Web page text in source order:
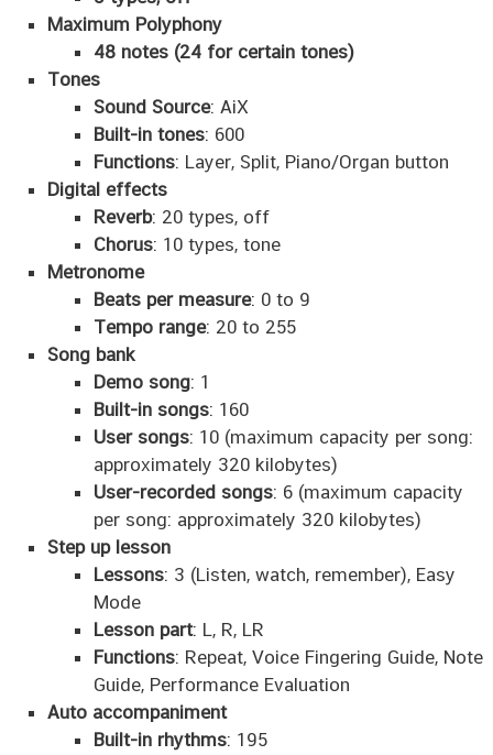
Maximum Polyphony
48 notes (24 for certain tones)
Tones
Sound Source: AiX
Built-in tones: 600
Functions: Layer, Split, Piano/Organ button
Digital effects
Reverb: 20 types, off
Chorus: 10 types, tone
Metronome
Beats per measure: 0 to 9
Tempo range: 20 to 255
Song bank
Demo song: 1
Built-in songs: 160
User songs: 10 (maximum capacity per song:
approximately 320 kilobytes)
User-recorded songs: 6 (maximum capacity
per song: approximately 320 kilobytes)
Step up lesson
Lessons: 3 (Listen, watch, remember), Easy
Mode
Lesson part: L, R, LR
Functions: Repeat, Voice Fingering Guide, Note
Guide, Performance Evaluation
Auto accompaniment
Built-in rhythms: 195